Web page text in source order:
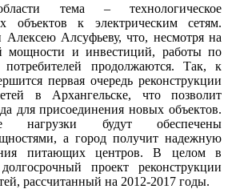
тема – технологическое
объектов к электрическим сетям.
Алсуфьеву, что, несмотря на
мощности и инвестиций, работы по
продолжаются. Так, к
первая очередь реконструкции
в Архангельске, что позволит
для присоединения новых объектов.
нагрузки будут обеспечены
а город получит надежную
питающих центров. В целом в
проект реконструкции
рассчитанный на 2012-2017 годы.